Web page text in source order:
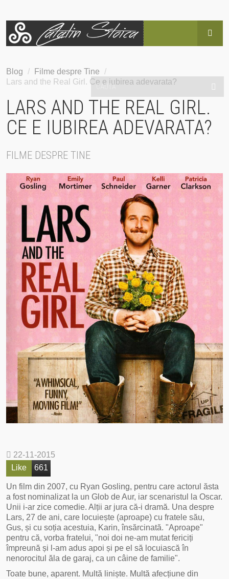
BLOG
POVESTEA LUI CĂTĂLIN
SERVICII
EVENIMENTE
HAI SUS!
CONTACT
Blog / Filme despre Tine
/
Lars and the Real Girl. Ce e iubirea adevarata?
LARS AND THE REAL GIRL.
CE E IUBIREA ADEVARATA?
FILME DESPRE TINE
22-11-2015
Like
661
Un film din 2007, cu Ryan Gosling, pentru care actorul ăsta
a fost nominalizat la un Glob de Aur, iar scenaristul la Oscar.
Unii i-ar zice comedie. Alții ar jura că-i dramă. Una despre
Lars, 27 de ani, care locuiește (aproape) cu fratele său,
Gus, și cu soția acestuia, Karin, însărcinată. "Aproape"
pentru că, vorba fratelui, "noi doi ne-am mutat fericiți
împreună și l-am adus apoi și pe el să locuiască în
nenorocitul ăla de garaj, ca un câine de familie".
Toate bune, aparent. Multă liniște. Multă afecțiune din